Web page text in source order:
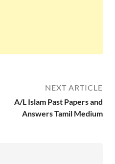
NEXT ARTICLE
A/L Islam Past Papers and
Answers Tamil Medium